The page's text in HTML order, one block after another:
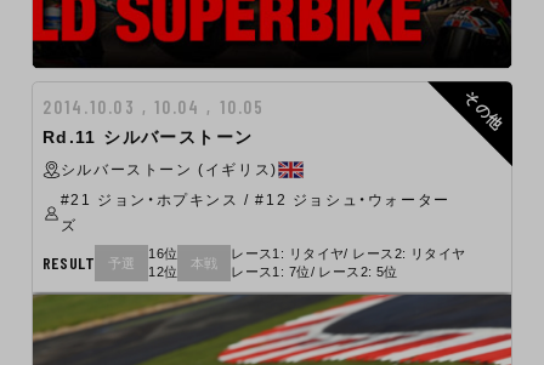
2014.10.03 , 10.04 , 10.05
Rd.11 シルバーストーン
シルバーストーン (イギリス)
#21 ジョン・ホプキンス / #12 ジョシュ・ウォーター
ズ
RESULT 予選
16位
12位
本戦
レース1: リタイヤ/ レース2: リタイヤ
レース1: 7位/ レース2: 5位
その他